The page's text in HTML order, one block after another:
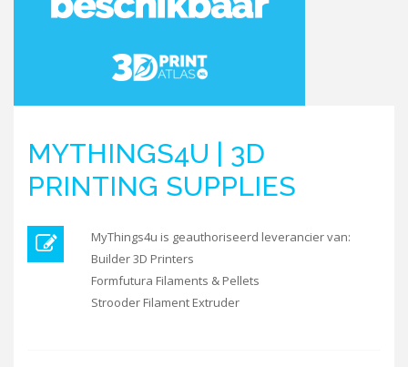
MYTHINGS4U | 3D
PRINTING SUPPLIES
MyThings4u is geauthoriseerd leverancier van:
Builder 3D Printers
Formfutura Filaments & Pellets
Strooder Filament Extruder